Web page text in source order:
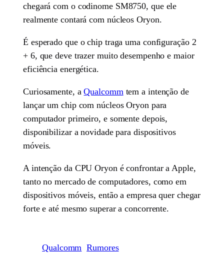
chegará com o codinome SM8750, que ele
realmente contará com núcleos Oryon.
É esperado que o chip traga uma configuração 2
+ 6, que deve trazer muito desempenho e maior
eficiência energética.
Curiosamente, aQualcomm tem a intenção de
lançar um chip com núcleos Oryon para
computador primeiro, e somente depois,
disponibilizar a novidade para dispositivos
móveis.
A intenção da CPU Oryon é confrontar a Apple,
tanto no mercado de computadores, como em
dispositivos móveis, então a empresa quer chegar
forte e até mesmo superar a concorrente.
Qualcomm Rumores